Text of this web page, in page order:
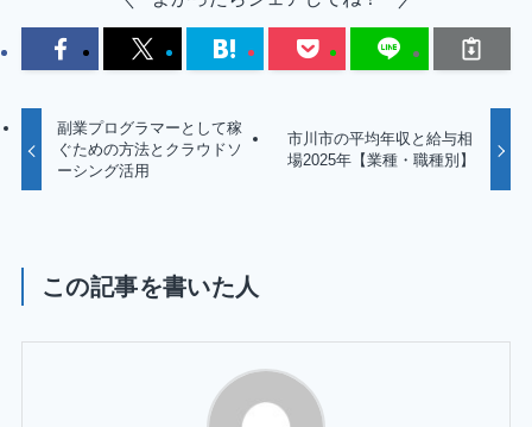
副業プログラマーとして稼
ぐための方法とクラウドソ
ーシング活用
市川市の平均年収と給与相
場2025年【業種・職種別】
この記事を書いた人